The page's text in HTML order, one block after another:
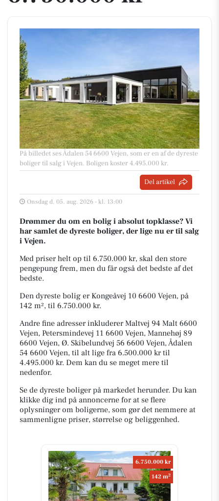
På billedet ses Ådalen 54 6600 Vejen, som er en af de dyreste
boliger til salg i Vejen. Boligen koster 4.495.000 kr.
Del artikel
Onsdag d. 05. aug. 2026 - kl. 13:00
Drømmer du om en bolig i absolut topklasse? Vi
har samlet de dyreste boliger, der lige nu er til salg
i Vejen.
Med priser helt op til 6.750.000 kr, skal den store
pengepung frem, men du får også det bedste af det
bedste.
Den dyreste bolig er Kongeåvej 10 6600 Vejen, på
142 m², til 6.750.000 kr.
Andre fine adresser inkluderer Maltvej 94 Malt 6600
Vejen, Petersmindevej 11 6600 Vejen, Mannehøj 89
6600 Vejen, Ø. Skibelundvej 56 6600 Vejen, Ådalen
54 6600 Vejen, til alt lige fra 6.500.000 kr til
4.495.000 kr. Dem kan du se meget mere til
nedenfor.
Se de dyreste boliger på markedet herunder. Du kan
klikke dig ind på annoncerne for at se flere
oplysninger om boligerne, som gør det nemmere at
sammenligne priser, størrelse og beliggenhed.
6.750.000 kr
142 m2